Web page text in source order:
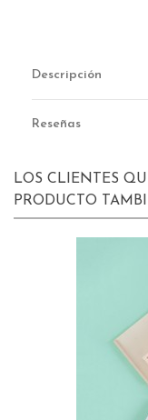
Descripción
Reseñas
LOS CLIENTES
PRODUCTO